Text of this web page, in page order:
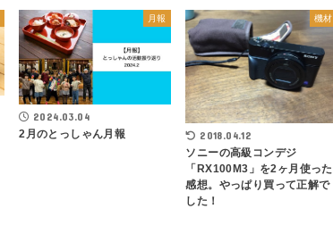
月報
2024.03.04
2月のとっしゃん月報
機材
2018.04.12
ソニーの高級コンデジ
「RX100M3」を2ヶ月使った
感想。やっぱり買って正解で
した！